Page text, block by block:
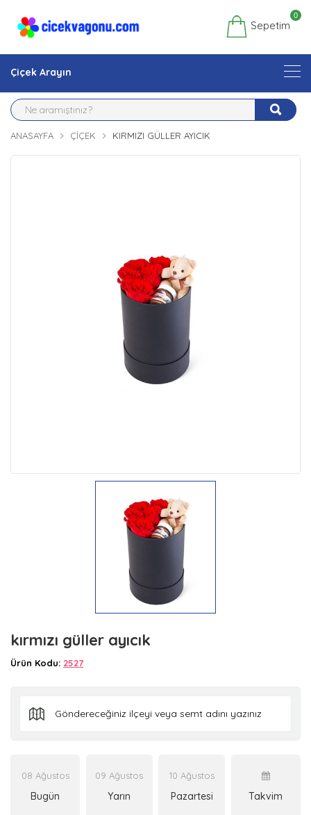
Sepetim
0
Çiçek Arayın
ANASAYFA ÇIÇEK KIRMIZI GÜLLER AYICIK
kırmızı güller ayıcık
Ürün Kodu: 2527
08 Ağustos
Bugün
09 Ağustos
Yarın
10 Ağustos
Pazartesi Takvim